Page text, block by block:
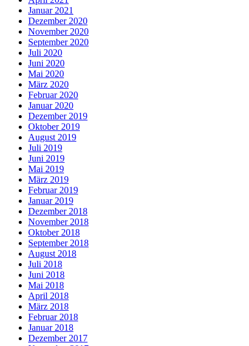
Januar 2021
Dezember 2020
November 2020
September 2020
Juli 2020
Juni 2020
Mai 2020
März 2020
Februar 2020
Januar 2020
Dezember 2019
Oktober 2019
August 2019
Juli 2019
Juni 2019
Mai 2019
März 2019
Februar 2019
Januar 2019
Dezember 2018
November 2018
Oktober 2018
September 2018
August 2018
Juli 2018
Juni 2018
Mai 2018
April 2018
März 2018
Februar 2018
Januar 2018
Dezember 2017